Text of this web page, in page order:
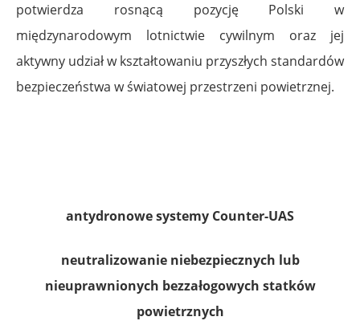
potwierdza rosnącą pozycję Polski w
międzynarodowym lotnictwie cywilnym oraz jej
aktywny udział w kształtowaniu przyszłych standardów
bezpieczeństwa w światowej przestrzeni powietrznej.
antydronowe systemy Counter-UAS
neutralizowanie niebezpiecznych lub
nieuprawnionych bezzałogowych statków
powietrznych